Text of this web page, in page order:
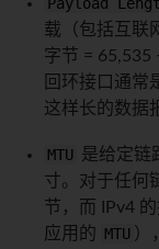
载（包括互联
字节 = 65,535
回环接口通常
这样长的数据
MTU 是给定链
寸。对于任何
节，而 IPv4
应用的
MTU ）